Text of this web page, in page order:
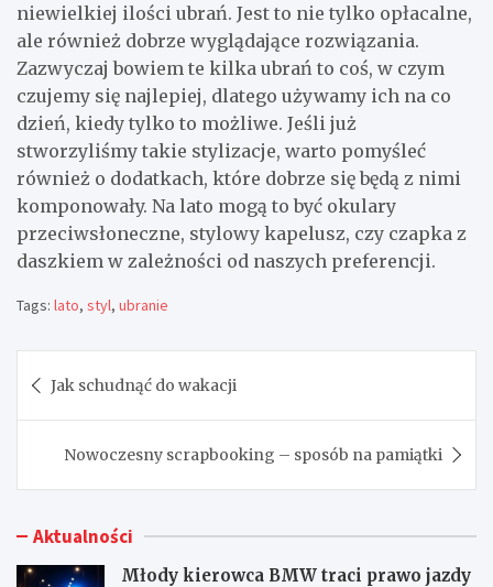
niewielkiej ilości ubrań. Jest to nie tylko opłacalne,
ale również dobrze wyglądające rozwiązania.
Zazwyczaj bowiem te kilka ubrań to coś, w czym
czujemy się najlepiej, dlatego używamy ich na co
dzień, kiedy tylko to możliwe. Jeśli już
stworzyliśmy takie stylizacje, warto pomyśleć
również o dodatkach, które dobrze się będą z nimi
komponowały. Na lato mogą to być okulary
przeciwsłoneczne, stylowy kapelusz, czy czapka z
daszkiem w zależności od naszych preferencji.
Tags: lato, styl, ubranie
wpisu
Jak schudnąć do wakacji
Nowoczesny scrapbooking – sposób na pamiątki
Aktualności
Młody kierowca BMW traci prawo jazdy